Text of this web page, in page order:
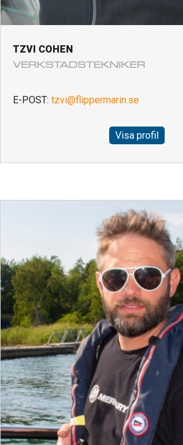
TZVI COHEN
VERKSTADSTEKNIKER
E-POST: tzvi@flippermarin.se
Visa profil